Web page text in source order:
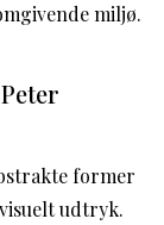
miljø.
former
udtryk.